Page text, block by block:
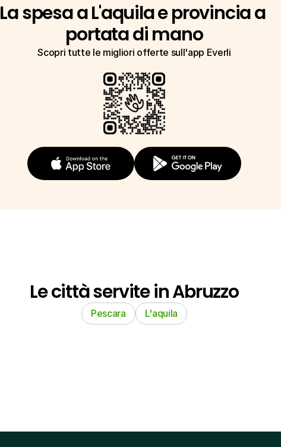
La spesa a L'aquila e provincia a
portata di mano
Scopri tutte le migliori offerte sull'app Everli
Le città servite in Abruzzo
Pescara L'aquila